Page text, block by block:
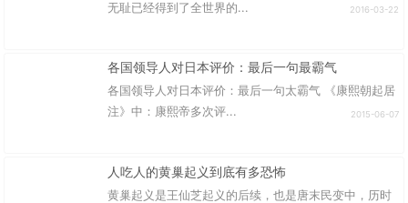
无耻已经得到了全世界的...
2016-03-22
各国领导人对日本评价：最后一句最霸气
各国领导人对日本评价：最后一句太霸气 《康熙朝起居
注》中：康熙帝多次评...
2015-06-07
人吃人的黄巢起义到底有多恐怖
黄巢起义是王仙芝起义的后续，也是唐末民变中，历时